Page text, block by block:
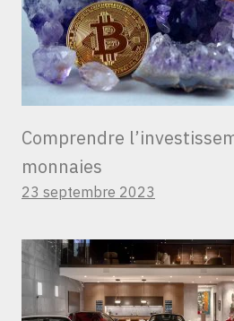
Comprendre
monnaies
23 septembre 2023